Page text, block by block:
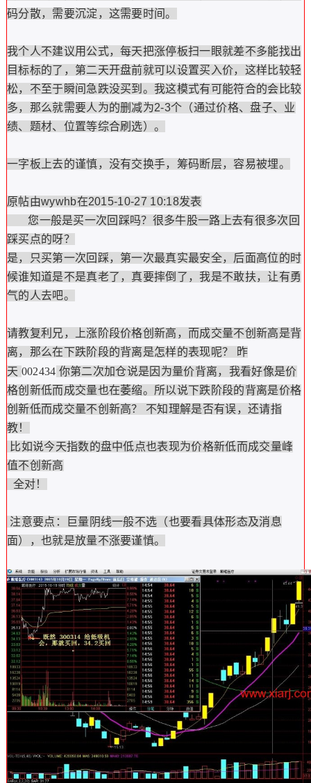
码分散，需要沉淀，这需要时间。
我个人不建议用公式，每天把涨停板扫一眼就差不多能找出
目标标的了，第二天开盘前就可以设置买入价，这样比较轻
松，不至于瞬间急跌没买到。我这模式有可能符合的会比较
多，那么就需要人为的删减为2-3个（通过价格、盘子、业
绩、题材、位置等综合刷选）。
一字板上去的谨慎，没有交换手，筹码断层，容易被埋。
原帖由wywhb在2015-10-27 10:18发表
您一般是买一次回踩吗？很多牛股一路上去有很多次回
踩买点的呀？
是，只买第一次回踩，第一次最真实最安全，后面高位的时
候谁知道是不是真老了，真要摔倒了，我是不敢扶，让有勇
气的人去吧。
请教复利兄，上涨阶段价格创新高，而成交量不创新高是背
离，那么在下跌阶段的背离是怎样的表现呢？ 昨
天 002434 你第二次加仓说是因为量价背离，我看好像是价
格创新低而成交量也在萎缩。所以说下跌阶段的背离是价格
创新低而成交量不创新高？ 不知理解是否有误，还请指
教！
比如说今天指数的盘中低点也表现为价格新低而成交量峰
值不创新高
全对！
注意要点：巨量阴线一般不选（也要看具体形态及消息
面），也就是放量不涨要谨慎。